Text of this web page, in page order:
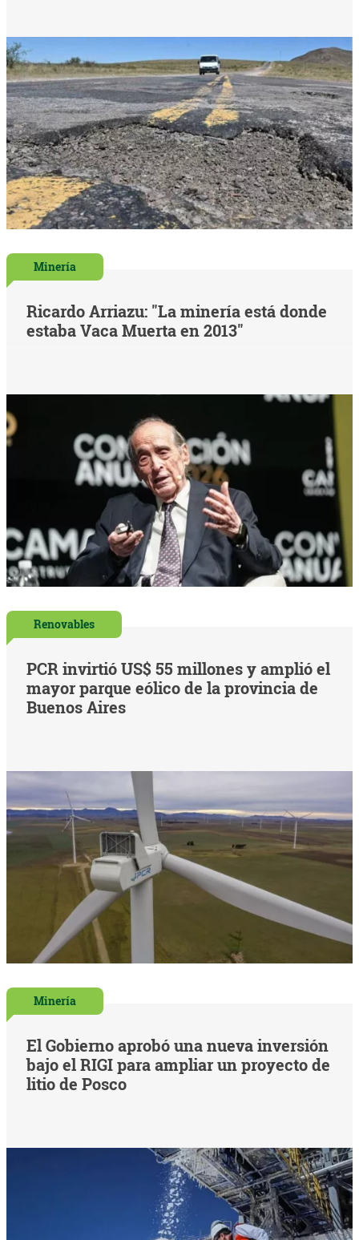
Minería
Ricardo Arriazu: "La minería está donde
estaba Vaca Muerta en 2013"
Renovables
PCR invirtió US$ 55 millones y amplió el
mayor parque eólico de la provincia de
Buenos Aires
Minería
El Gobierno aprobó una nueva inversión
bajo el RIGI para ampliar un proyecto de
litio de Posco